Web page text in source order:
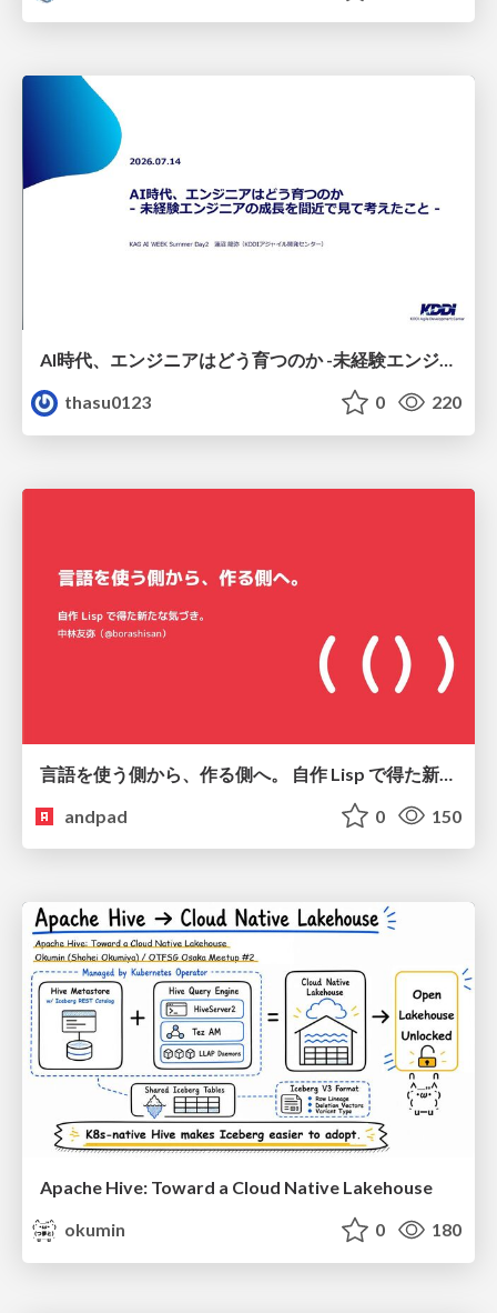
AI時代、エンジニアはどう育つのか -未経験エンジニアの成長を間近で見て考えたこと-
thasu0123
0 220
andpad
0 150
Apache Hive: Toward a Cloud Native Lakehouse
okumin
0 180